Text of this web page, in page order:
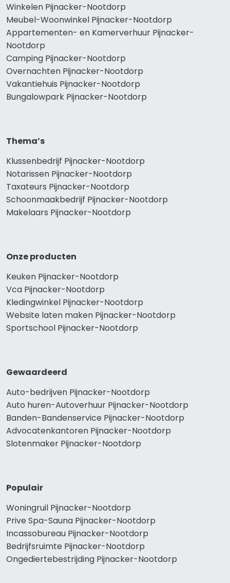
Winkelen Pijnacker-Nootdorp
Meubel-Woonwinkel Pijnacker-Nootdorp
Appartementen- en Kamerverhuur Pijnacker-
Nootdorp
Camping Pijnacker-Nootdorp
Overnachten Pijnacker-Nootdorp
Vakantiehuis Pijnacker-Nootdorp
Bungalowpark Pijnacker-Nootdorp
Thema’s
Klussenbedrijf Pijnacker-Nootdorp
Notarissen Pijnacker-Nootdorp
Taxateurs Pijnacker-Nootdorp
Schoonmaakbedrijf Pijnacker-Nootdorp
Makelaars Pijnacker-Nootdorp
Onze producten
Keuken Pijnacker-Nootdorp
Vca Pijnacker-Nootdorp
Kledingwinkel Pijnacker-Nootdorp
Website laten maken Pijnacker-Nootdorp
Sportschool Pijnacker-Nootdorp
Gewaardeerd
Auto-bedrijven Pijnacker-Nootdorp
Auto huren-Autoverhuur Pijnacker-Nootdorp
Banden-Bandenservice Pijnacker-Nootdorp
Advocatenkantoren Pijnacker-Nootdorp
Slotenmaker Pijnacker-Nootdorp
Populair
Woningruil Pijnacker-Nootdorp
Prive Spa-Sauna Pijnacker-Nootdorp
Incassobureau Pijnacker-Nootdorp
Bedrijfsruimte Pijnacker-Nootdorp
Ongediertebestrijding Pijnacker-Nootdorp